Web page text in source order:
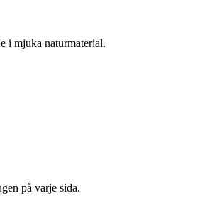
i mjuka naturmaterial.
på varje sida.